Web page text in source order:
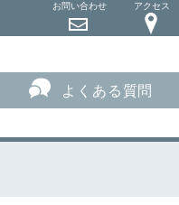
お問い合わせ アクセス
よくある質問